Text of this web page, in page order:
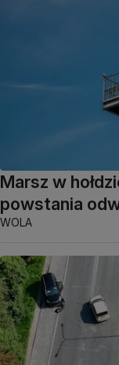
Marsz w
powstania
WOLA